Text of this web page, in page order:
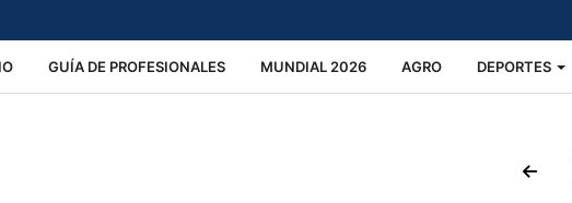
GUÍA DE PROFESIONALES MUNDIAL 2026 AGRO DEPORTES